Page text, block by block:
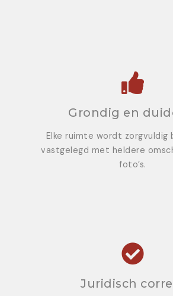
Grondig en
Elke ruimte wordt zorgvuldig
vastgelegd met heldere
foto’s.
Juridisch